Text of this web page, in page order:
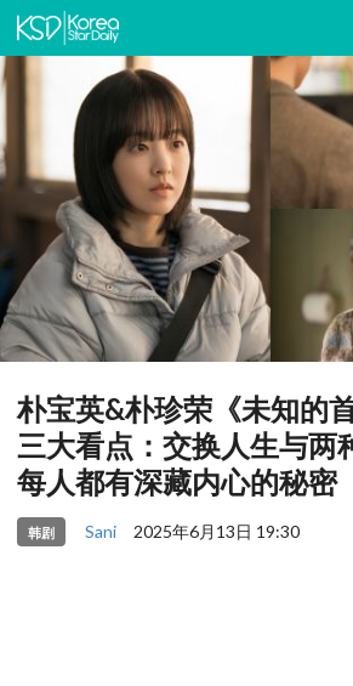
朴宝英&朴珍荣《未知的
三大看点：交换人生与两
每人都有深藏内心的秘密
韩剧 Sani 2025年6月13日 19:30